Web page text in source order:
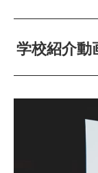
学校紹介